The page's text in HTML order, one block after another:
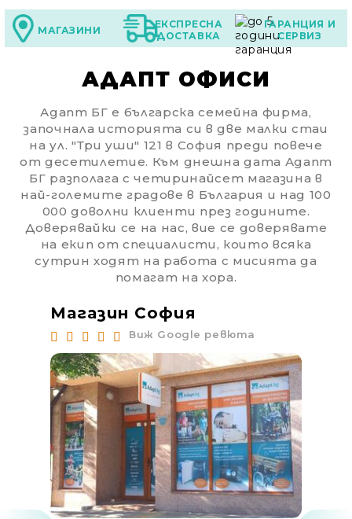
МАГАЗИНИ
ЕКСПРЕСНА
ДОСТАВКА
ГАРАНЦИЯ И
СЕРВИЗ
АДАПТ ОФИСИ
Адапт БГ е българска семейна фирма,
започнала историята си в две малки стаи
на ул. "Три уши" 121 в София преди повече
от десетилетие. Към днешна дата Адапт
БГ разполага с четиринайсет магазина в
най-големите градове в България и над 100
000 доволни клиенти през годините.
Доверявайки се на нас, вие се доверявате
на екип от специалисти, които всяка
сутрин ходят на работа с мисията да
помагат на хора.
Магазин София
Виж Google ревюта